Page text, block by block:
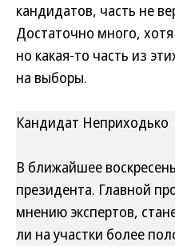
кандидатов, часть не
Достаточно много,
но какая-то часть из
на выборы.
Кандидат Неприходько
В ближайшее
президента. Главной
мнению экспертов,
ли на участки более